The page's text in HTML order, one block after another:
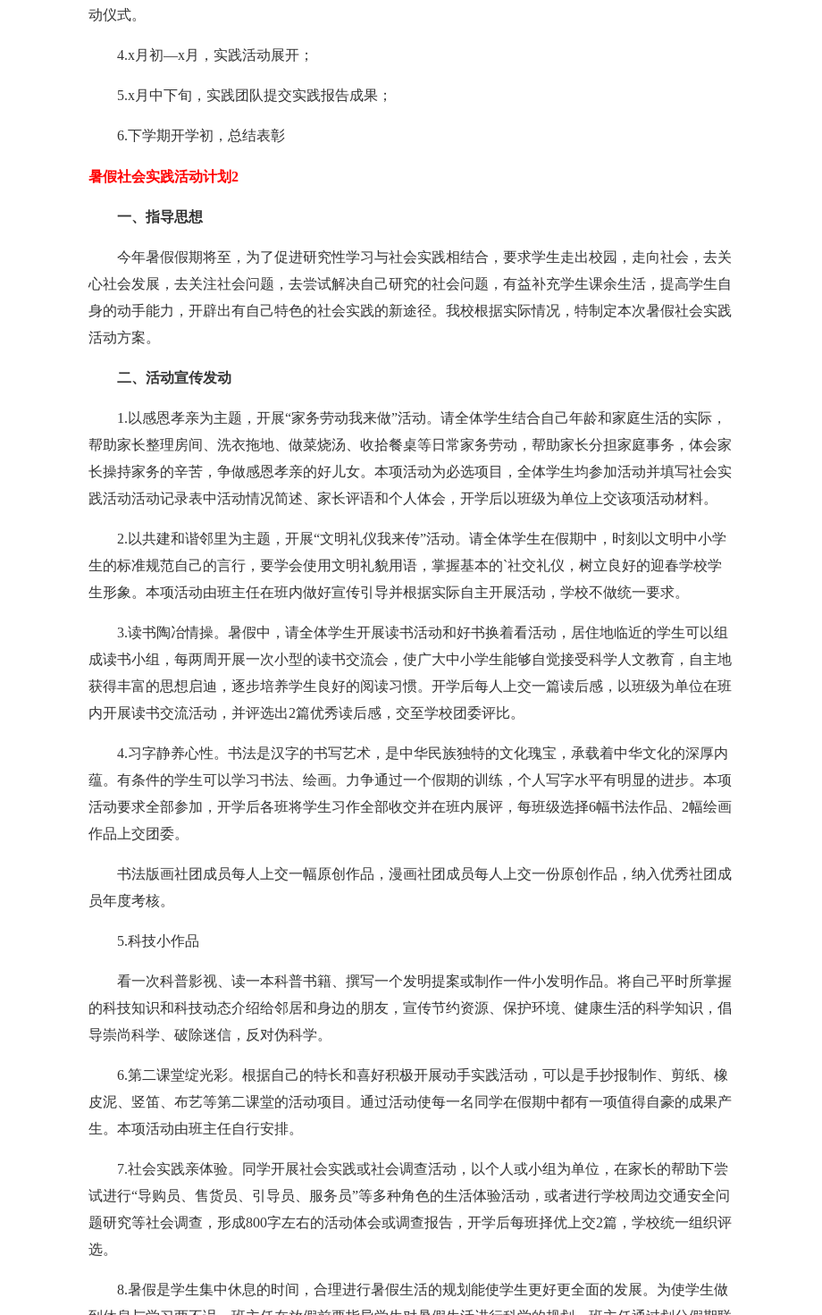
动仪式。
4.x月初—x月，实践活动展开；
5.x月中下旬，实践团队提交实践报告成果；
6.下学期开学初，总结表彰
暑假社会实践活动计划2
一、指导思想
今年暑假假期将至，为了促进研究性学习与社会实践相结合，要求学生走出校园，走向社会，去关
心社会发展，去关注社会问题，去尝试解决自己研究的社会问题，有益补充学生课余生活，提高学生自
身的动手能力，开辟出有自己特色的社会实践的新途径。我校根据实际情况，特制定本次暑假社会实践
活动方案。
二、活动宣传发动
1.以感恩孝亲为主题，开展“家务劳动我来做”活动。请全体学生结合自己年龄和家庭生活的实际，
帮助家长整理房间、洗衣拖地、做菜烧汤、收拾餐桌等日常家务劳动，帮助家长分担家庭事务，体会家
长操持家务的辛苦，争做感恩孝亲的好儿女。本项活动为必选项目，全体学生均参加活动并填写社会实
践活动活动记录表中活动情况简述、家长评语和个人体会，开学后以班级为单位上交该项活动材料。
2.以共建和谐邻里为主题，开展“文明礼仪我来传”活动。请全体学生在假期中，时刻以文明中小学
生的标准规范自己的言行，要学会使用文明礼貌用语，掌握基本的`社交礼仪，树立良好的迎春学校学
生形象。本项活动由班主任在班内做好宣传引导并根据实际自主开展活动，学校不做统一要求。
3.读书陶冶情操。暑假中，请全体学生开展读书活动和好书换着看活动，居住地临近的学生可以组
成读书小组，每两周开展一次小型的读书交流会，使广大中小学生能够自觉接受科学人文教育，自主地
获得丰富的思想启迪，逐步培养学生良好的阅读习惯。开学后每人上交一篇读后感，以班级为单位在班
内开展读书交流活动，并评选出2篇优秀读后感，交至学校团委评比。
4.习字静养心性。书法是汉字的书写艺术，是中华民族独特的文化瑰宝，承载着中华文化的深厚内
蕴。有条件的学生可以学习书法、绘画。力争通过一个假期的训练，个人写字水平有明显的进步。本项
活动要求全部参加，开学后各班将学生习作全部收交并在班内展评，每班级选择6幅书法作品、2幅绘画
作品上交团委。
书法版画社团成员每人上交一幅原创作品，漫画社团成员每人上交一份原创作品，纳入优秀社团成
员年度考核。
5.科技小作品
看一次科普影视、读一本科普书籍、撰写一个发明提案或制作一件小发明作品。将自己平时所掌握
的科技知识和科技动态介绍给邻居和身边的朋友，宣传节约资源、保护环境、健康生活的科学知识，倡
导崇尚科学、破除迷信，反对伪科学。
6.第二课堂绽光彩。根据自己的特长和喜好积极开展动手实践活动，可以是手抄报制作、剪纸、橡
皮泥、竖笛、布艺等第二课堂的活动项目。通过活动使每一名同学在假期中都有一项值得自豪的成果产
生。本项活动由班主任自行安排。
7.社会实践亲体验。同学开展社会实践或社会调查活动，以个人或小组为单位，在家长的帮助下尝
试进行“导购员、售货员、引导员、服务员”等多种角色的生活体验活动，或者进行学校周边交通安全问
题研究等社会调查，形成800字左右的活动体会或调查报告，开学后每班择优上交2篇，学校统一组织评
选。
8.暑假是学生集中休息的时间，合理进行暑假生活的规划能使学生更好更全面的发展。为使学生做